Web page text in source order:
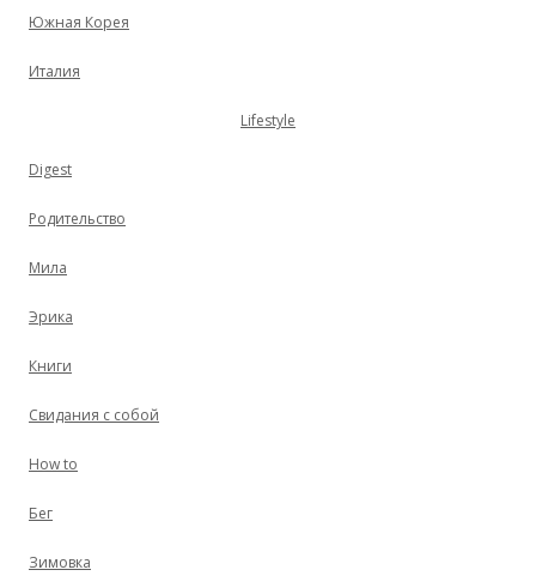
Южная Корея
Италия
Lifestyle
Digest
Родительство
Мила
Эрика
Книги
Свидания с собой
How to
Бег
Зимовка